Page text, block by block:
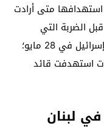
متى أرادت
الضربة التي
تسبّبت في المواجهة الأخيرة بين إيران وإسرائيل في 28 مايو؛
استهدفت قائد
لبنان